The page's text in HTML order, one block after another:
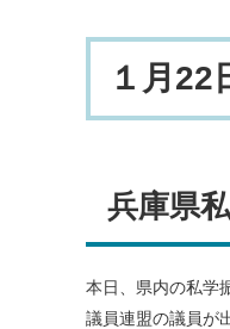
１月22
兵庫県
本日、県内の私学
議員連盟の議員が